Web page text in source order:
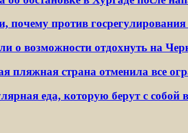
почему против госрегулирования
о возможности отдохнуть на
пляжная страна отменила все
еда, которую берут с собой